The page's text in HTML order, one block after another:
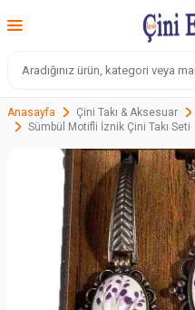
Anasayfa Çini Takı & Aksesuar
Sümbül Motifli İznik Çini Takı Seti